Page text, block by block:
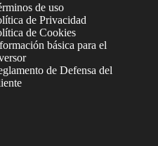
de uso
de Privacidad
de Cookies
básica para el
de Defensa del